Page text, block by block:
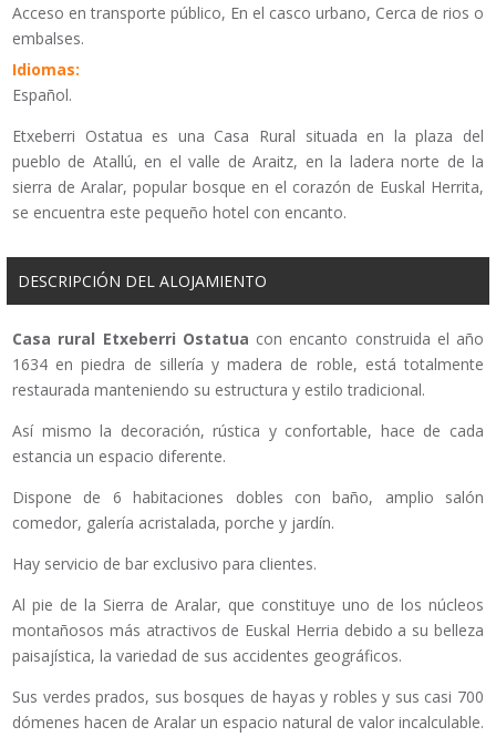
Acceso en transporte público, En el casco urbano, Cerca de rios o
embalses.
Idiomas:
Español.
Etxeberri Ostatua es una Casa Rural situada en la plaza del
pueblo de Atallú, en el valle de Araitz, en la ladera norte de la
sierra de Aralar, popular bosque en el corazón de Euskal Herrita,
se encuentra este pequeño hotel con encanto.
DESCRIPCIÓN DEL ALOJAMIENTO
Casa rural Etxeberri Ostatua con encanto construida el año
1634 en piedra de sillería y madera de roble, está totalmente
restaurada manteniendo su estructura y estilo tradicional.
Así mismo la decoración, rústica y confortable, hace de cada
estancia un espacio diferente.
Dispone de 6 habitaciones dobles con baño, amplio salón
comedor, galería acristalada, porche y jardín.
Hay servicio de bar exclusivo para clientes.
Al pie de la Sierra de Aralar, que constituye uno de los núcleos
montañosos más atractivos de Euskal Herria debido a su belleza
paisajística, la variedad de sus accidentes geográficos.
Sus verdes prados, sus bosques de hayas y robles y sus casi 700
dómenes hacen de Aralar un espacio natural de valor incalculable.